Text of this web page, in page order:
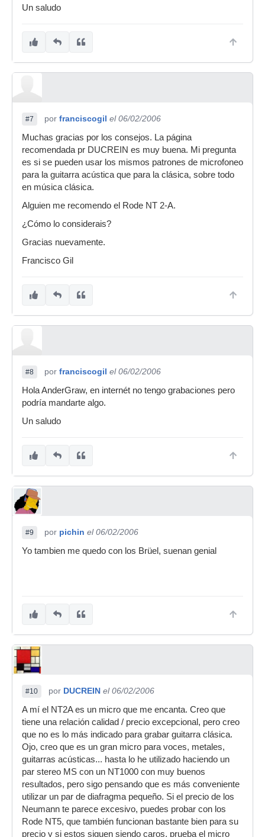
Un saludo
#7 por franciscogil el 06/02/2006
Muchas gracias por los consejos. La página
recomendada pr DUCREIN es muy buena. Mi pregunta
es si se pueden usar los mismos patrones de microfoneo
para la guitarra acústica que para la clásica, sobre todo
en música clásica.
Alguien me recomendo el Rode NT 2-A.
¿Cómo lo considerais?
Gracias nuevamente.
Francisco Gil
#8 por franciscogil el 06/02/2006
Hola AnderGraw, en internét no tengo grabaciones pero
podría mandarte algo.
Un saludo
#9 por pichin el 06/02/2006
Yo tambien me quedo con los Brüel, suenan genial
#10 por DUCREIN el 06/02/2006
A mí el NT2A es un micro que me encanta. Creo que
tiene una relación calidad / precio excepcional, pero creo
que no es lo más indicado para grabar guitarra clásica.
Ojo, creo que es un gran micro para voces, metales,
guitarras acústicas... hasta lo he utilizado haciendo un
par stereo MS con un NT1000 con muy buenos
resultados, pero sigo pensando que es más conveniente
utilizar un par de diafragma pequeño. Si el precio de los
Neumann te parece excesivo, puedes probar con los
Rode NT5, que también funcionan bastante bien para su
precio y si estos siguen siendo caros, prueba el micro